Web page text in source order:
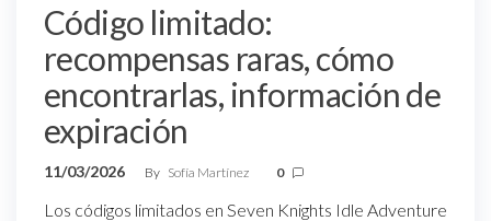
Código limitado:
recompensas raras, cómo
encontrarlas, información de
expiración
11/03/2026 By Sofía Martínez 0
Los códigos limitados en Seven Knights Idle Adventure